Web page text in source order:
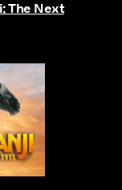
The Next